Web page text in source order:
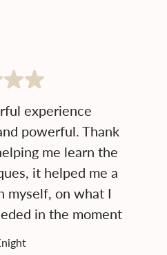
powerful. Thank
me learn the
it helped me a
myself, on what I
in the moment...